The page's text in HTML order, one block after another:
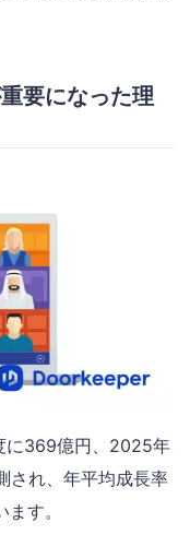
要になった理
に369億円、2025年
され、年平均成長率
す。